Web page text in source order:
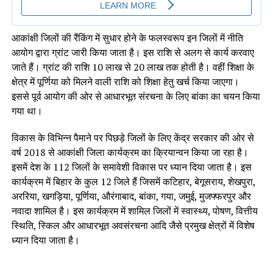
आकांक्षी जिलों की रैंकिंग में सुधार होने के फलस्वरूप इन जिलों में नीति
आयोग द्वारा ग्रांट जारी किया जाता है। इस राशि से अलग से कार्य करवाए
जाते हैं। ग्रांट की राशि 10 लाख से 20 लाख तक होती है। वहीं शिक्षा के
क्षेत्र में पूर्णिया को मिलने वाली राशि को शिक्षा हेतु खर्च किया जाएगा।
इससे पूर्व आयोग की ओर से आधारभूत संरचना के लिए बांका का चयन किया
गया था।
विकास के विभिन्न पैमाने पर पिछड़े जिलों के लिए केंद्र सरकार की ओर से
वर्ष 2018 से आकांक्षी जिला कार्यक्रम का क्रियान्वन किया जा रहा है।
इसमें देश के 112 जिलों के समावेशी विकास पर ध्यान दिया जाता है। इस
कार्यक्रम में बिहार के कुल 12 जिले हैं जिसमें कटिहार, बेगूसराय, शेखपुरा,
अररिया, खगड़िया, पूर्णिया, औरंगाबाद, बांका, गया, जमुई, मुजफ्फरपुर और
नवादा शामिल है। इस कार्यक्रम में शामिल जिलों में स्वास्थ्य, पोषण, वित्तीय
स्थिति, स्किल और आधारभूत अवसंरचना आदि जैसे प्रमुख क्षेत्रों में विशेष
ध्यान दिया जाता है।